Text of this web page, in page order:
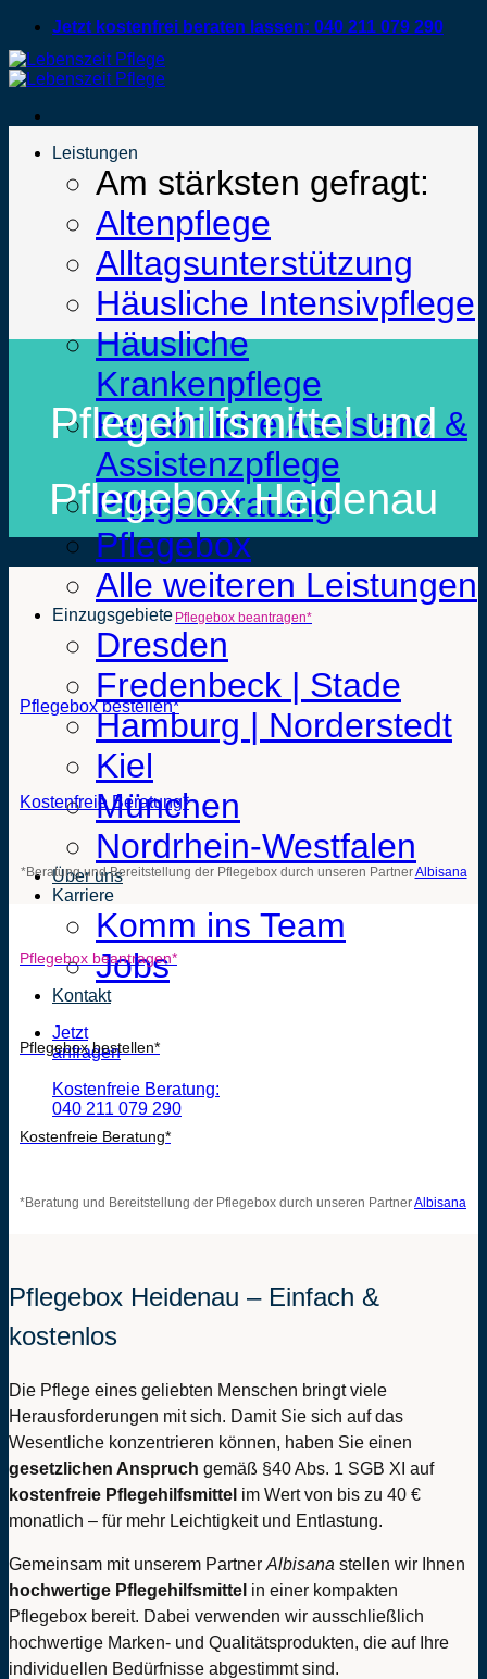
Zum
springen
Jetzt kostenfrei beraten lassen: 040 211 079 290
Leistungen
Am stärksten gefragt:
Altenpflege
Alltagsunterstützung
Häusliche Intensivpflege
Häusliche
Krankenpflege
Persönliche Assistenz &
Assistenzpflege
Pflegeberatung
Pflegebox
Alle weiteren Leistungen
Einzugsgebiete
Dresden
Fredenbeck | Stade
Hamburg | Norderstedt
Kiel
München
Nordrhein-Westfalen
Über uns
Karriere
Komm ins Team
Jobs
Kontakt
Jetzt
anfragen
Kostenfreie Beratung:
040 211 079 290
Pflegehilfsmittel und
Pflegebox Heidenau
Pflegebox beantragen*
Pflegebox bestellen*
Kostenfreie Beratung*
*Beratung und Bereitstellung der Pflegebox durch unseren PartnerAlbisana
Pflegebox beantragen*
Pflegebox bestellen*
Kostenfreie Beratung*
*Beratung und Bereitstellung der Pflegebox durch unseren PartnerAlbisana
Pflegebox Heidenau – Einfach &
kostenlos
Die Pflege eines geliebten Menschen bringt viele
Herausforderungen mit sich. Damit Sie sich auf das
Wesentliche konzentrieren können, haben Sie einen
gesetzlichen Anspruch gemäß §40 Abs. 1 SGB XI auf
kostenfreie Pflegehilfsmittel im Wert von bis zu 40 €
monatlich – für mehr Leichtigkeit und Entlastung.
Gemeinsam mit unserem Partner Albisana stellen wir Ihnen
hochwertige Pflegehilfsmittel in einer kompakten
Pflegebox bereit. Dabei verwenden wir ausschließlich
hochwertige Marken- und Qualitätsprodukten, die auf Ihre
individuellen Bedürfnisse abgestimmt sind.